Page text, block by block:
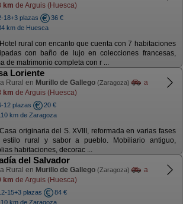
km de Arguis (Huesca)
18+3 plazas
36 €
km de Huesca
Hotel rural con encanto que cuenta con 7 habitaciones
con baño de lujo en colecciones francesas,
de matrimonio completa con r ...
Loriente
Rural en Murillo de Gallego (Zaragoza)
a
km de Arguis (Huesca)
12 plazas
20 €
km de Zaragoza
Casa originaria del S. XVIII, reformada en varias fases
estilo rural y sabor a pueblo. Mobiliario antiguo,
habitaciones, decorac ...
del Salvador
Rural en Murillo de Gallego (Zaragoza)
a
km de Arguis (Huesca)
15+3 plazas
84 €
km de Zaragoza